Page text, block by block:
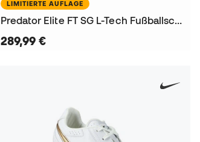
LIMITIERTE AUFLAGE
Predator Elite FT SG L-Tech Fußballschuhe
289,99 €